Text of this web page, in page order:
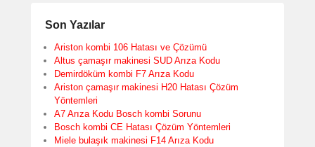
Son Yazılar
Ariston kombi 106 Hatası ve Çözümü
Altus çamaşır makinesi SUD Arıza Kodu
Demirdöküm kombi F7 Arıza Kodu
Ariston çamaşır makinesi H20 Hatası Çözüm
Yöntemleri
A7 Arıza Kodu Bosch kombi Sorunu
Bosch kombi CE Hatası Çözüm Yöntemleri
Miele bulaşık makinesi F14 Arıza Kodu